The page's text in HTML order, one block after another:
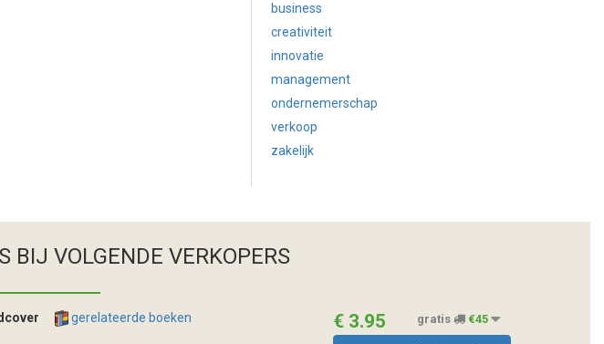
business
creativiteit
innovatie
management
ondernemerschap
verkoop
zakelijk
BIJ VOLGENDE VERKOPERS
gerelateerde boeken € 3.95 gratis €45